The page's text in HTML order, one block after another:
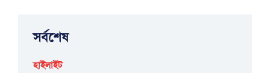
সর্বশেষ
হাইলাইট